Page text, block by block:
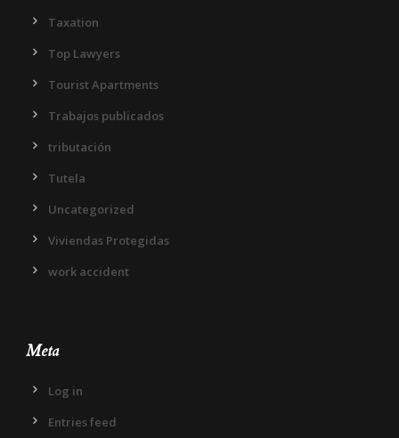
Taxation
Top Lawyers
Tourist Apartments
Trabajos publicados
tributación
Tutela
Uncategorized
Viviendas Protegidas
work accident
Meta
Log in
Entries feed